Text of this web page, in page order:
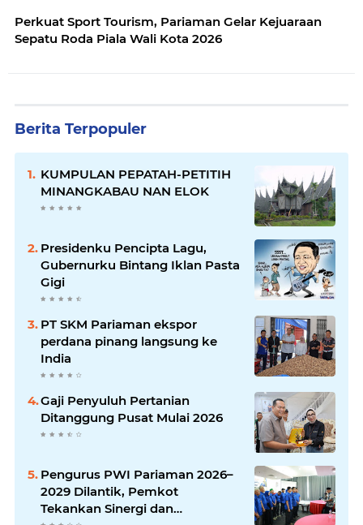
Perkuat Sport Tourism, Pariaman Gelar Kejuaraan
Sepatu Roda Piala Wali Kota 2026
Berita Terpopuler
KUMPULAN PEPATAH-PETITIH
MINANGKABAU NAN ELOK
Presidenku Pencipta Lagu,
Gubernurku Bintang Iklan Pasta
Gigi
PT SKM Pariaman ekspor
perdana pinang langsung ke
India
Gaji Penyuluh Pertanian
Ditanggung Pusat Mulai 2026
Pengurus PWI Pariaman 2026–
2029 Dilantik, Pemkot
Tekankan Sinergi dan